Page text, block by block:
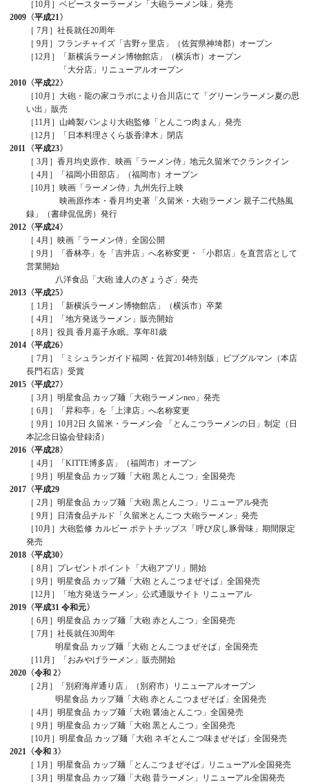
［10月］ベビースターラーメン「大砲ラーメン味」発売
2009 〈平成21〉
［ 7月］社長就任20周年
［ 9月］フランチャイズ「吉野ヶ里店」（佐賀県神埼郡）オープン
［12月］「新横浜ラーメン博物館店」（横浜市）オープン
「大分店」リニューアルオープン
2010 〈平成22〉
［10月］大砲・龍の家コラボにより合川店にて「グリーンラーメン夏の思
い出」販売
［11月］山崎製パンより大砲監修「とんこつ肉まん」発売
［12月］「日本料理さくら坂香津木」閉店
2011 〈平成23〉
［ 3月］香月均史原作、映画「ラーメン侍」地元久留米でクランクイン
［ 4月］「福岡小田部店」（福岡市）オープン
［10月］映画「ラーメン侍」九州先行上映
映画原作本・香月均史著「久留米・大砲ラーメン 親子二代熱風
録」（書肆侃侃房）発行
2012 〈平成24〉
［ 4月］映画「ラーメン侍」全国公開
［ 9月］「香林亭」を「吉井店」へ名称変更・「小郡店」を直営店として
営業開始
八洋食品「大砲 達人のぎょうざ」発売
2013 〈平成25〉
［ 1月］「新横浜ラーメン博物館店」（横浜市）卒業
［ 4月］「地方発送ラーメン」販売開始
［ 8月］役員 香月嘉子永眠。享年81歳
2014 〈平成26〉
［ 7月］「ミシュランガイド福岡・佐賀2014特別版」ビブグルマン（本店
長門石店）受賞
2015 〈平成27〉
［ 3月］明星食品 カップ麺「大砲ラーメンneo」発売
［ 6月］「昇和亭」を「上津店」へ名称変更
［ 9月］10月2日 久留米・ラーメン会 「とんこつラーメンの日」制定（日
本記念日協会登録済）
2016 〈平成28〉
［ 4月］「KITTE博多店」（福岡市）オープン
［ 9月］明星食品 カップ麺「大砲 黒とんこつ」全国発売
2017 〈平成29
［ 2月］明星食品 カップ麺「大砲 黒とんこつ」リニューアル発売
［ 9月］日清食品チルド「久留米とんこつ 大砲ラーメン」発売
［10月］大砲監修 カルビー ポテトチップス「呼び戻し豚骨味」期間限定
発売
2018 〈平成30〉
［ 8月］プレゼントポイント「大砲アプリ」開始
［ 9月］明星食品 カップ麺「大砲 とんこつまぜそば」全国発売
［12月］「地方発送ラーメン」公式通販サイト リニューアル
2019 〈平成31 令和元〉
［ 6月］明星食品 カップ麺「大砲 赤とんこつ」全国発売
［ 7月］社長就任30周年
明星食品 カップ麺「大砲 とんこつまぜそば」全国発売
［11月］「おみやげラーメン」販売開始
2020 〈令和 2〉
［ 2月］「別府海岸通り店」（別府市）リニューアルオープン
明星食品 カップ麺「大砲 赤とんこつまぜそば」全国発売
［ 4月］明星食品 カップ麺「大砲 醤油とんこつ」全国発売
［ 9月］明星食品 カップ麺「大砲 黒とんこつ」全国発売
［10月］明星食品 カップ麺「大砲 ネギとんこつ味まぜそば」全国発売
2021 〈令和 3〉
［ 1月］明星食品 カップ麺「とんこつまぜそば」リニューアル全国発売
［ 3月］明星食品 カップ麺「大砲 昔ラーメン」リニューアル全国発売